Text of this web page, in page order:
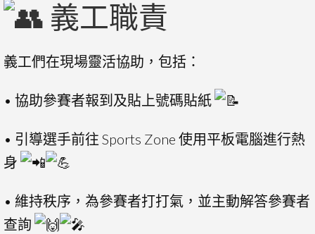
義工職責
義工們在現場靈活協助，包括：
• 協助參賽者報到及貼上號碼貼紙
• 引導選手前往 Sports Zone 使用平板電腦進行熱
身
• 維持秩序，為參賽者打打氣，並主動解答參賽者
查詢